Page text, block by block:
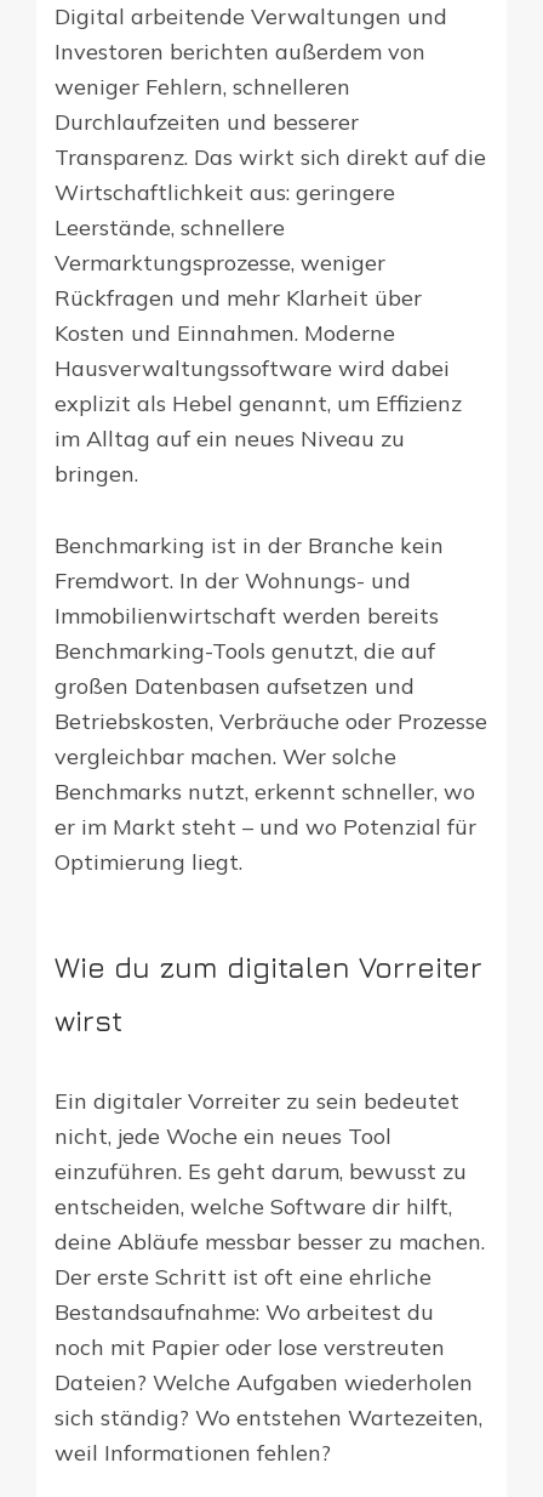
Digital arbeitende Verwaltungen und
Investoren berichten außerdem von
weniger Fehlern, schnelleren
Durchlaufzeiten und besserer
Transparenz. Das wirkt sich direkt auf die
Wirtschaftlichkeit aus: geringere
Leerstände, schnellere
Vermarktungsprozesse, weniger
Rückfragen und mehr Klarheit über
Kosten und Einnahmen. Moderne
Hausverwaltungssoftware wird dabei
explizit als Hebel genannt, um Effizienz
im Alltag auf ein neues Niveau zu
bringen.
Benchmarking ist in der Branche kein
Fremdwort. In der Wohnungs- und
Immobilienwirtschaft werden bereits
Benchmarking-Tools genutzt, die auf
großen Datenbasen aufsetzen und
Betriebskosten, Verbräuche oder Prozesse
vergleichbar machen. Wer solche
Benchmarks nutzt, erkennt schneller, wo
er im Markt steht – und wo Potenzial für
Optimierung liegt.
Wie du zum digitalen Vorreiter
wirst
Ein digitaler Vorreiter zu sein bedeutet
nicht, jede Woche ein neues Tool
einzuführen. Es geht darum, bewusst zu
entscheiden, welche Software dir hilft,
deine Abläufe messbar besser zu machen.
Der erste Schritt ist oft eine ehrliche
Bestandsaufnahme: Wo arbeitest du
noch mit Papier oder lose verstreuten
Dateien? Welche Aufgaben wiederholen
sich ständig? Wo entstehen Wartezeiten,
weil Informationen fehlen?